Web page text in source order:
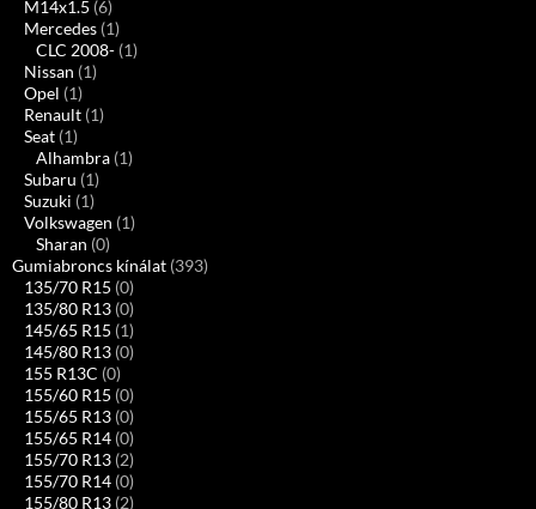
M14x1.5 (6)
Mercedes (1)
CLC 2008- (1)
Nissan (1)
Opel (1)
Renault (1)
Seat (1)
Alhambra (1)
Subaru (1)
Suzuki (1)
Volkswagen (1)
Sharan (0)
Gumiabroncs kínálat (393)
135/70 R15 (0)
135/80 R13 (0)
145/65 R15 (1)
145/80 R13 (0)
155 R13C (0)
155/60 R15 (0)
155/65 R13 (0)
155/65 R14 (0)
155/70 R13 (2)
155/70 R14 (0)
155/80 R13 (2)